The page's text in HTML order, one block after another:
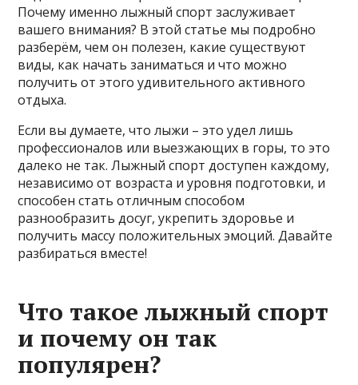
Почему именно лыжный спорт заслуживает
вашего внимания? В этой статье мы подробно
разберём, чем он полезен, какие существуют
виды, как начать заниматься и что можно
получить от этого удивительного активного
отдыха.
Если вы думаете, что лыжи – это удел лишь
профессионалов или выезжающих в горы, то это
далеко не так. Лыжный спорт доступен каждому,
независимо от возраста и уровня подготовки, и
способен стать отличным способом
разнообразить досуг, укрепить здоровье и
получить массу положительных эмоций. Давайте
разбираться вместе!
Что такое лыжный спорт
и почему он так
популярен?